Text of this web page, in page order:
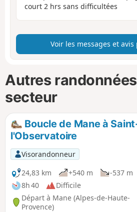
court 2 hrs sans difficultées
Voir les messages et
Autres
secteur
Boucle de Mane à
l'Observatoire
Visorandonneur
24,83 km
+540 m
-537 m
8h 40
Difficile
Départ à Mane (Alpes-de-Haute-
Provence)